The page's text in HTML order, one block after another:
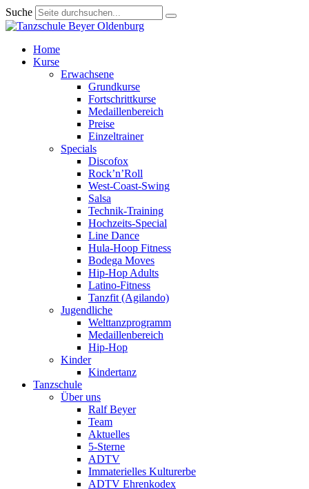
Suche
Home
Kurse
Erwachsene
Grundkurse
Fortschrittkurse
Medaillenbereich
Preise
Einzeltrainer
Specials
Discofox
Rock’n’Roll
West-Coast-Swing
Salsa
Technik-Training
Hochzeits-Special
Line Dance
Hula-Hoop Fitness
Bodega Moves
Hip-Hop Adults
Latino-Fitness
Tanzfit (Agilando)
Jugendliche
Welttanzprogramm
Medaillenbereich
Hip-Hop
Kinder
Kindertanz
Tanzschule
Über uns
Ralf Beyer
Team
Aktuelles
5-Sterne
ADTV
Immaterielles Kulturerbe
ADTV Ehrenkodex